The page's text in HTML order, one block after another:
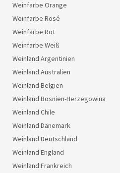
Weinfarbe Orange
Weinfarbe Rosé
Weinfarbe Rot
Weinfarbe Weiß
Weinland Argentinien
Weinland Australien
Weinland Belgien
Weinland Bosnien-Herzegowina
Weinland Chile
Weinland Dänemark
Weinland Deutschland
Weinland England
Weinland Frankreich